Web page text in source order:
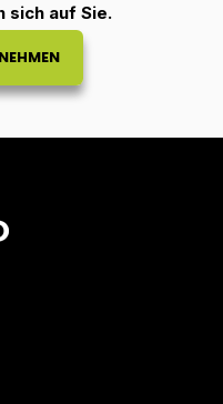
sich auf Sie.